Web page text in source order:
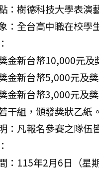
：樹德科技大學表演
：全台高中職在校學
金新台幣10,000元及
金新台幣5,000元及
金新台幣3,000元及
干組，頒發獎狀乙紙。
：凡報名參賽之隊伍
：115年2月6日（星